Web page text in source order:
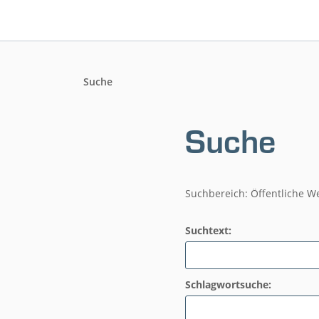
Suche
Suche
Suchbereich: Öffentliche
Suchtext:
Schlagwortsuche: